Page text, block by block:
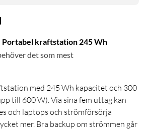
Portabel kraftstation 245 Wh
det som mest
med 245 Wh kapacitet och 300
till 600 W). Via sina fem uttag kan
och laptops och strömförsörja
mer. Bra backup om strömmen går